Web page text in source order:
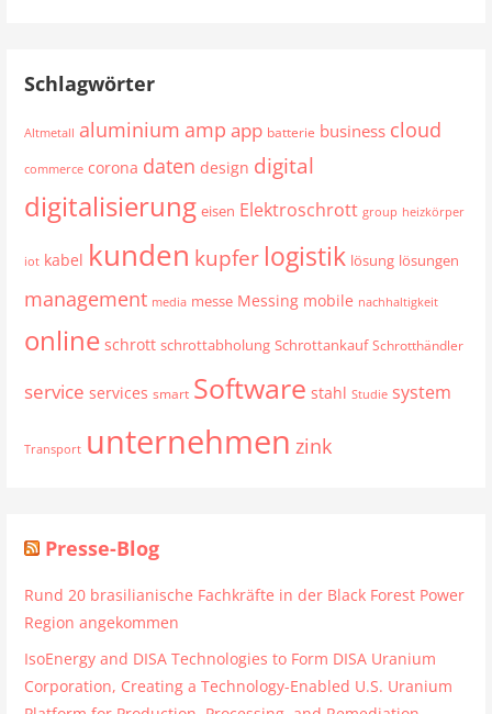
Schlagwörter
Altmetall aluminium amp app batterie business cloud
commerce corona daten design digital
digitalisierung eisen Elektroschrott group heizkörper
iot kabel kunden kupfer logistik lösung lösungen
management media messe Messing mobile nachhaltigkeit
online schrott schrottabholung Schrottankauf Schrotthändler
service services smart Software stahl Studie system
Transport unternehmen zink
Presse-Blog
Rund 20 brasilianische Fachkräfte in der Black Forest Power
Region angekommen
IsoEnergy and DISA Technologies to Form DISA Uranium
Corporation, Creating a Technology-Enabled U.S. Uranium